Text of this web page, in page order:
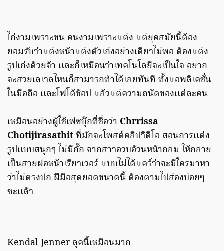
ไก่งามเพราะขน คนงามเพราะแต่ง แต่ยุคสมัยนี้ต้อง
ยอมรับว่าแต่งหน้าแต่งตัวเก่งอย่างเดียวไม่พอ ต้องแต่ง
รูปเก่งด้วยจ้า และก็เหมือนว่าเทคโนโลยีจะเป็นใจ อยาก
จะสวยเลเวลไหนก็สามารถทำได้เลยทันที ทั้งแอพลิเคชั่น
ในมือถือ และโฟโต้ช้อป แล้วแต่ความถนัดของแต่ละคน
เหมือนอย่างผู้ใช้เฟซบุ๊กที่ชื่อว่า Chrrissa
Chotijirasathitที่มักจะโพสต์คลิปวิดีโอ สอนการแต่ง
รูปแบบสนุกๆ ไม่มีกั๊ก จากสาวอวบอ้วนหน้ากลม ให้กลาย
เป็นสายฝอหน้าเรียวเวอร์ แบบไม่ได้แคร์ว่าจะมีใครมาหา
ว่าไม่ตรงปก ฝีมือสุดยอดขนาดนี้ ต้องตามไปส่องบ่อยๆ
ซะแล้ว
Kendal Jenner ลุคนี้เหมือนมาก